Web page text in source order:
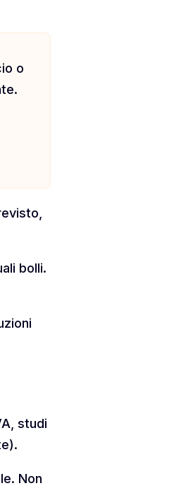
o
bolli.
studi
Non